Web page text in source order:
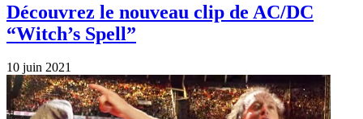
Découvrez le nouveau clip de AC/DC
“Witch’s Spell”
10 juin 2021